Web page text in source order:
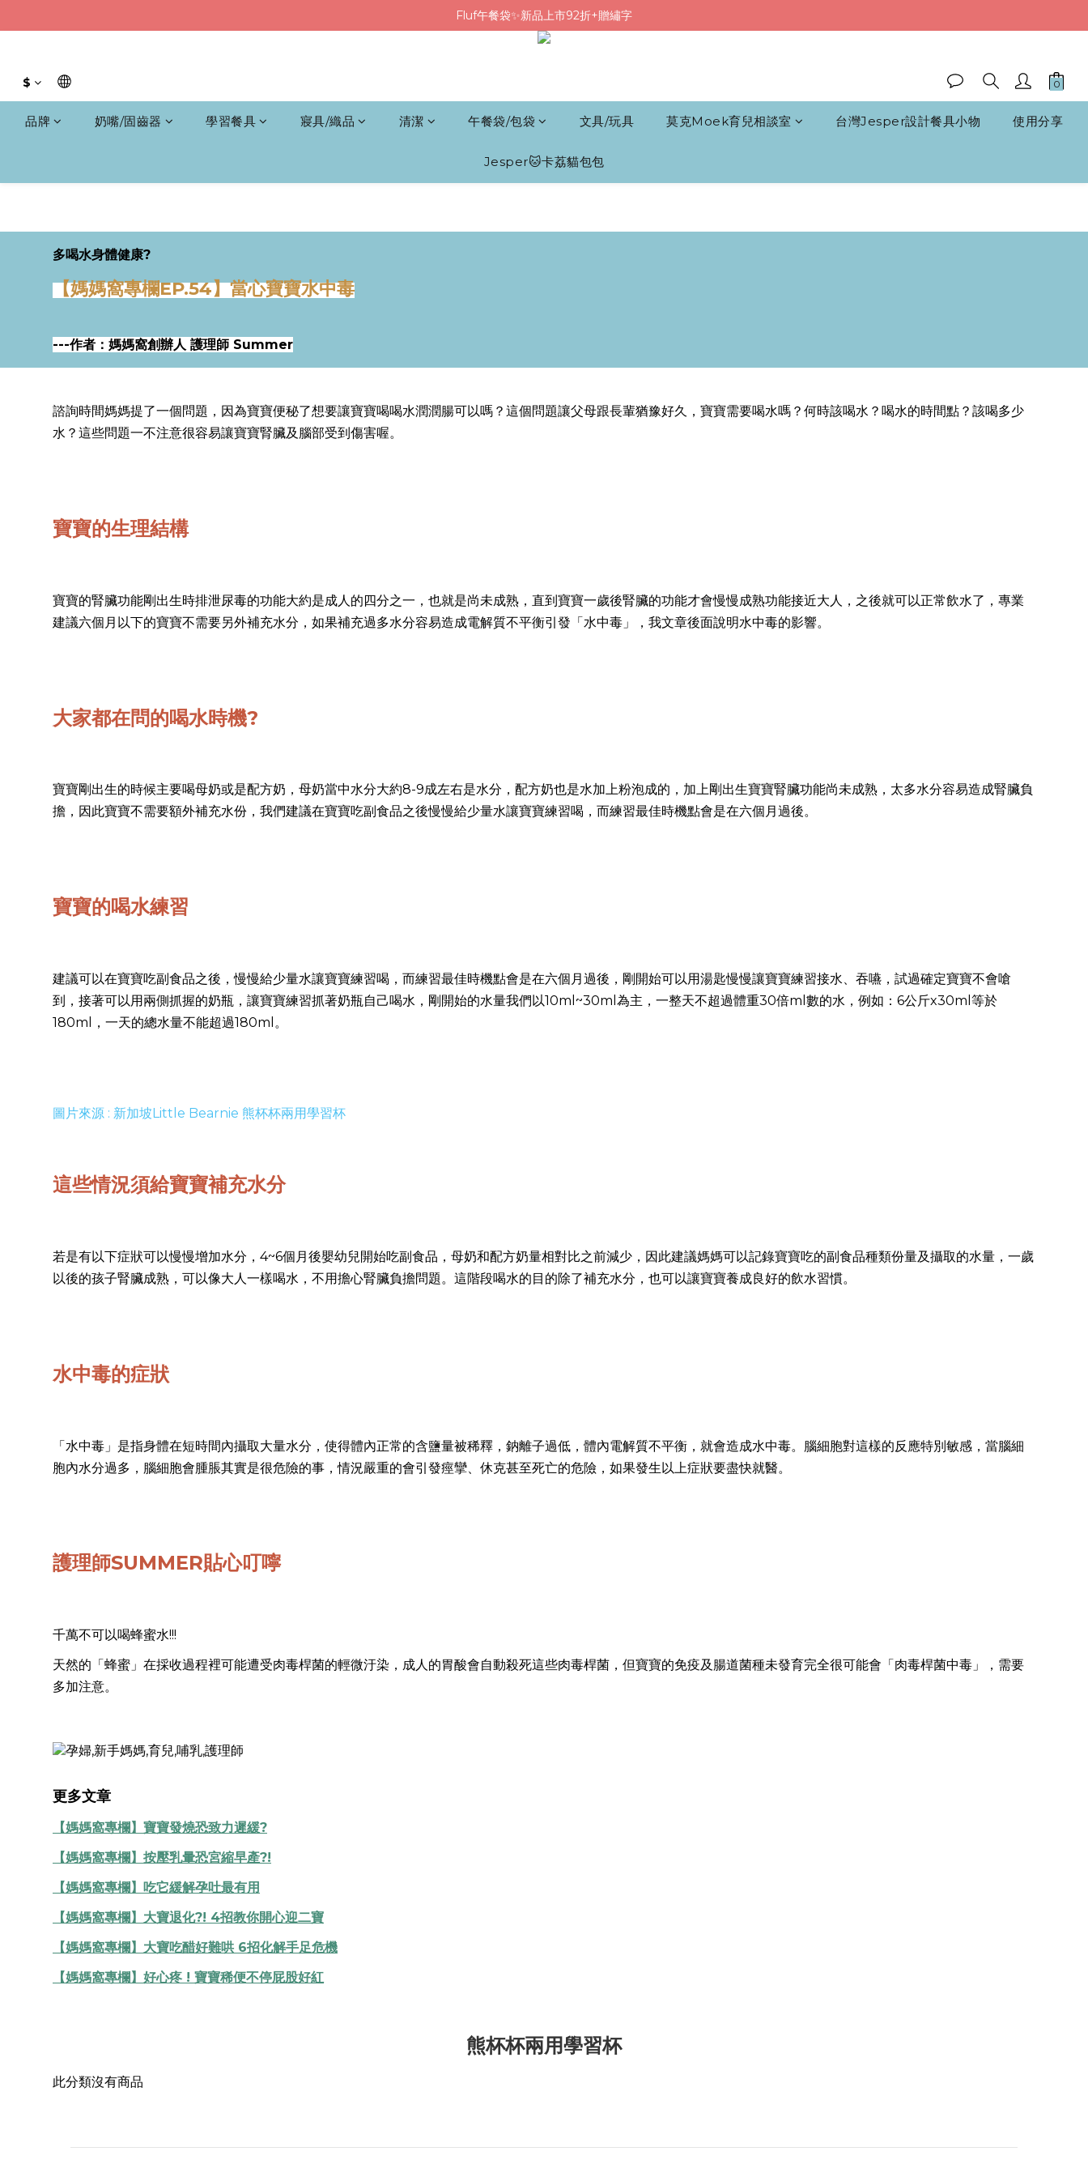
Fluf午餐袋✨新品上市92折+贈繡字
Fluf午餐袋✨新品上市92折+贈繡字
三色碗組上市🍚贈中英文姓名&【水果】雷雕
$
品牌 奶嘴/固齒器 學習餐具 寢具/織品 清潔 午餐袋/包袋 文具/玩具 莫克Moek育兒相談室 台灣Jesper設計餐具小物 使用分享
Jesper🐱卡荔貓包包
多喝水身體健康?
【媽媽窩專欄EP.54】當心寶寶水中毒
---作者：媽媽窩創辦人 護理師 Summer
諮詢時間媽媽提了一個問題，因為寶寶便秘了想要讓寶寶喝喝水潤潤腸可以嗎？這個問題讓父母跟長輩猶豫好久，寶寶需要喝水嗎？何時該喝水？喝水的時間點？該喝多少
水？這些問題一不注意很容易讓寶寶腎臟及腦部受到傷害喔。
寶寶的生理結構
寶寶的腎臟功能剛出生時排泄尿毒的功能大約是成人的四分之一，也就是尚未成熟，直到寶寶一歲後腎臟的功能才會慢慢成熟功能接近大人，之後就可以正常飲水了，專業
建議六個月以下的寶寶不需要另外補充水分，如果補充過多水分容易造成電解質不平衡引發「水中毒」，我文章後面說明水中毒的影響。
大家都在問的喝水時機?
寶寶剛出生的時候主要喝母奶或是配方奶，母奶當中水分大約8-9成左右是水分，配方奶也是水加上粉泡成的，加上剛出生寶寶腎臟功能尚未成熟，太多水分容易造成腎臟負
擔，因此寶寶不需要額外補充水份，我們建議在寶寶吃副食品之後慢慢給少量水讓寶寶練習喝，而練習最佳時機點會是在六個月過後。
寶寶的喝水練習
建議可以在寶寶吃副食品之後，慢慢給少量水讓寶寶練習喝，而練習最佳時機點會是在六個月過後，剛開始可以用湯匙慢慢讓寶寶練習接水、吞嚥，試過確定寶寶不會嗆
到，接著可以用兩側抓握的奶瓶，讓寶寶練習抓著奶瓶自己喝水，剛開始的水量我們以10ml~30ml為主，一整天不超過體重30倍ml數的水，例如：6公斤x30ml等於
180ml，一天的總水量不能超過180ml。
圖片來源 : 新加坡Little Bearnie 熊杯杯兩用學習杯
這些情況須給寶寶補充水分
若是有以下症狀可以慢慢增加水分，4~6個月後嬰幼兒開始吃副食品，母奶和配方奶量相對比之前減少，因此建議媽媽可以記錄寶寶吃的副食品種類份量及攝取的水量，一歲
以後的孩子腎臟成熟，可以像大人一樣喝水，不用擔心腎臟負擔問題。這階段喝水的目的除了補充水分，也可以讓寶寶養成良好的飲水習慣。
水中毒的症狀
「水中毒」是指身體在短時間內攝取大量水分，使得體內正常的含鹽量被稀釋，鈉離子過低，體內電解質不平衡，就會造成水中毒。腦細胞對這樣的反應特別敏感，當腦細
胞內水分過多，腦細胞會腫脹其實是很危險的事，情況嚴重的會引發痙攣、休克甚至死亡的危險，如果發生以上症狀要盡快就醫。
護理師SUMMER貼心叮嚀
千萬不可以喝蜂蜜水!!!
天然的「蜂蜜」在採收過程裡可能遭受肉毒桿菌的輕微汙染，成人的胃酸會自動殺死這些肉毒桿菌，但寶寶的免疫及腸道菌種未發育完全很可能會「肉毒桿菌中毒」，需要
多加注意。
更多文章
【媽媽窩專欄】寶寶發燒恐致力遲緩?
【媽媽窩專欄】按壓乳暈恐宮縮早產?!
【媽媽窩專欄】吃它緩解孕吐最有用
【媽媽窩專欄】大寶退化?! 4招教你開心迎二寶
【媽媽窩專欄】大寶吃醋好難哄 6招化解手足危機
【媽媽窩專欄】好心疼 ! 寶寶稀便不停屁股好紅
熊杯杯兩用學習杯
此分類沒有商品